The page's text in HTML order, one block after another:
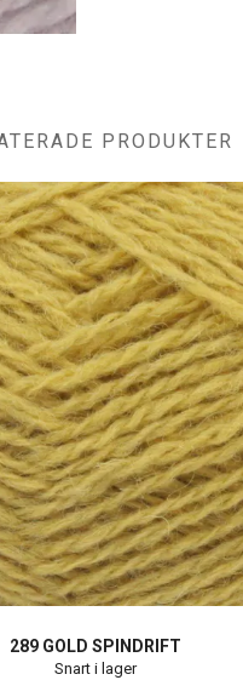
PRODUKTER
289 GOLD SPINDRIFT
Snart i lager